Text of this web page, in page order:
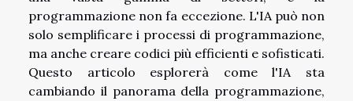
programmazione non fa eccezione. L'IA può non
solo semplificare i processi di programmazione,
ma anche creare codici più efficienti e sofisticati.
Questo articolo esplorerà come l'IA sta
cambiando il panorama della programmazione,